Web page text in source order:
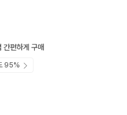
간편하게 구매
95%